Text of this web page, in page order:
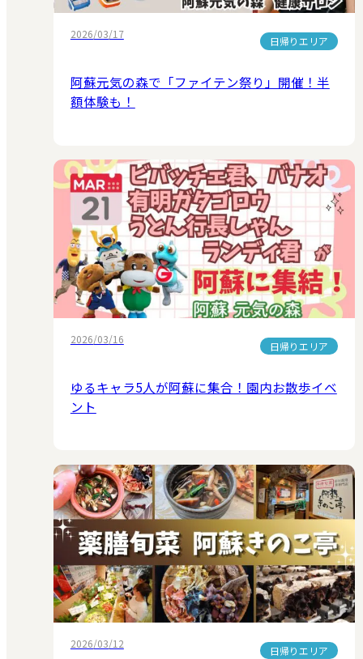
2026/03/17
日帰りエリア
阿蘇元気の森で「ファイテン祭り」開催！半
額体験も！
2026/03/16
日帰りエリア
ゆるキャラ5人が阿蘇に集合！園内お散歩イベ
ント
2026/03/12
日帰りエリア